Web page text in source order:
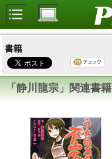
書籍
「静川龍宗」関連書籍